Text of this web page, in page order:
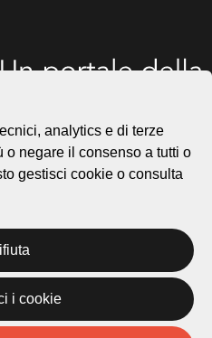
Lugano
Cattaneo 1
© 2026
analytics e di terze
o negare il consenso a tutti o
gestisci cookie o consulta
i cookie